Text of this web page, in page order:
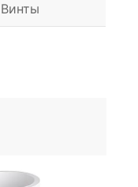
Винты